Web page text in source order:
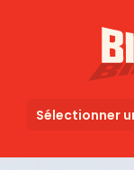
Sélectionner